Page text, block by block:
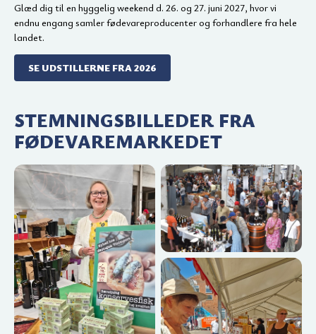
Glæd dig til en hyggelig weekend d. 26. og 27. juni 2027, hvor vi
endnu engang samler fødevareproducenter og forhandlere fra hele
landet.
SE UDSTILLERNE FRA 2026
STEMNINGSBILLEDER FRA
FØDEVAREMARKEDET